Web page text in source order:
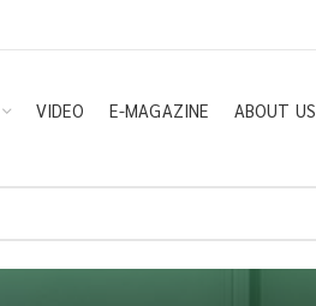
VIDEO E-MAGAZINE ABOUT US